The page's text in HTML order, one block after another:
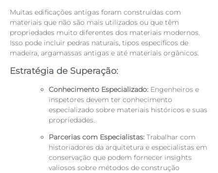
Muitas edificações antigas foram construídas com
materiais que não são mais utilizados ou que têm
propriedades muito diferentes dos materiais modernos.
Isso pode incluir pedras naturais, tipos específicos de
madeira, argamassas antigas e até materiais orgânicos.
Estratégia de Superação:
Conhecimento Especializado: Engenheiros e
inspetores devem ter conhecimento
especializado sobre materiais históricos e suas
propriedades.
Parcerias com Especialistas: Trabalhar com
historiadores da arquitetura e especialistas em
conservação que podem fornecer insights
valiosos sobre métodos de construção